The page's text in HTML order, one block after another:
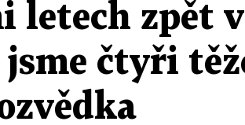
letech zpět
čtyři